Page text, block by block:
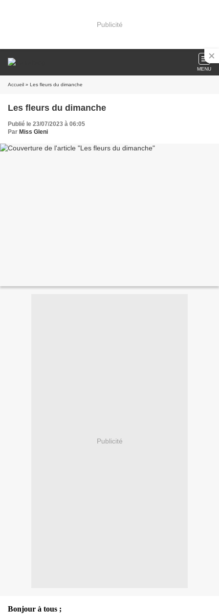
Publicité
MENU
Accueil » Les fleurs du dimanche
Les fleurs du dimanche
Publié le 23/07/2023 à 06:05
Par Miss Gleni
Publicité
Bonjour à tous ;